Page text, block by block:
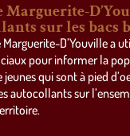
Marguerite-
sur les bacs
Marguerite-D’Youville a
pour informer la
jeunes qui sont à pied
autocollants sur